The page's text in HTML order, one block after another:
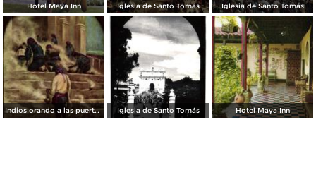
Hotel Maya Inn Iglesia de Santo Tomás Iglesia de Santo Tomás
Indios orando a las puertas del templo de Santo Tomás, pintura de H. Garavito Iglesia de Santo Tomás Hotel Maya Inn